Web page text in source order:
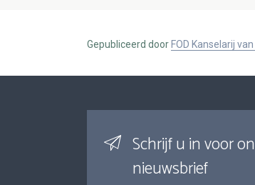
Gepubliceerd door FOD Kanselarij
Schrijf u in voor
nieuwsbrief